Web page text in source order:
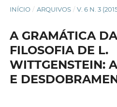
INÍCIO / ARQUIVOS / V. 6 N. 3
A GRAMÁTICA
FILOSOFIA DE L.
WITTGENSTEIN:
E